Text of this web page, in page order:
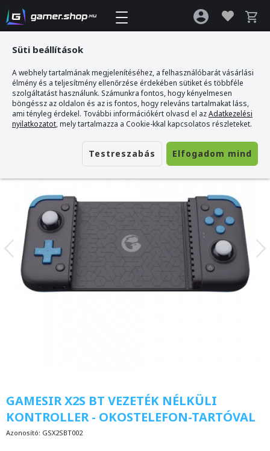
Gamer webshop >GameSir X2s BT Vezeték Nélküli Kontroller - Okostelefon-
Tartóval
GAMESIR X2S BT VEZETÉK NÉLKÜLI
KONTROLLER - OKOSTELEFON-TARTÓVAL
Azonosító: GSX2SBT002
Süti beállítások
A webhely tartalmának megjelenítéséhez, a felhasználóbarát vásárlási
élmény és a teljesítmény ellenőrzése érdekében sütiket és többféle
szolgáltatást használunk. Számunkra fontos, hogy kényelmesen
böngéssz az oldalon és az is fontos, hogy releváns tartalmakat láss,
ami tényleg érdekel. További információkért olvasd el azAdatkezelési
nyilatkozatot, mely tartalmazza a Cookie-kkal kapcsolatos részleteket.
Testreszabás Elfogadom mind